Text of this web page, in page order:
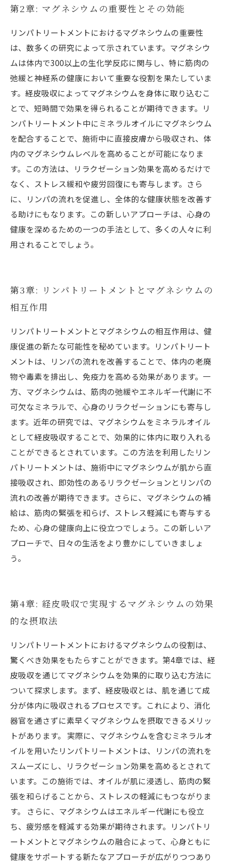
第2章: マグネシウムの重要性とその効能
リンパトリートメントにおけるマグネシウムの重要性
は、数多くの研究によって示されています。マグネシウ
ムは体内で300以上の生化学反応に関与し、特に筋肉の
弛緩と神経系の健康において重要な役割を果たしていま
す。経皮吸収によってマグネシウムを身体に取り込むこ
とで、短時間で効果を得られることが期待できます。リ
ンパトリートメント中にミネラルオイルにマグネシウム
を配合することで、施術中に直接皮膚から吸収され、体
内のマグネシウムレベルを高めることが可能になりま
す。この方法は、リラクゼーション効果を高めるだけで
なく、ストレス緩和や疲労回復にも寄与します。さら
に、リンパの流れを促進し、全体的な健康状態を改善す
る助けにもなります。この新しいアプローチは、心身の
健康を深めるための一つの手法として、多くの人々に利
用されることでしょう。
第3章: リンパトリートメントとマグネシウムの
相互作用
リンパトリートメントとマグネシウムの相互作用は、健
康促進の新たな可能性を秘めています。リンパトリート
メントは、リンパの流れを改善することで、体内の老廃
物や毒素を排出し、免疫力を高める効果があります。一
方、マグネシウムは、筋肉の弛緩やエネルギー代謝に不
可欠なミネラルで、心身のリラクゼーションにも寄与し
ます。近年の研究では、マグネシウムをミネラルオイル
として経皮吸収することで、効果的に体内に取り入れる
ことができるとされています。この方法を利用したリン
パトリートメントは、施術中にマグネシウムが肌から直
接吸収され、即効性のあるリラクゼーションとリンパの
流れの改善が期待できます。さらに、マグネシウムの補
給は、筋肉の緊張を和らげ、ストレス軽減にも寄与する
ため、心身の健康向上に役立つでしょう。この新しいア
プローチで、日々の生活をより豊かにしていきましょ
う。
第4章: 経皮吸収で実現するマグネシウムの効果
的な摂取法
リンパトリートメントにおけるマグネシウムの役割は、
驚くべき効果をもたらすことができます。第4章では、経
皮吸収を通じてマグネシウムを効果的に取り込む方法に
ついて探求します。まず、経皮吸収とは、肌を通じて成
分が体内に吸収されるプロセスです。これにより、消化
器官を通さずに素早くマグネシウムを摂取できるメリッ
トがあります。 実際に、マグネシウムを含むミネラルオ
イルを用いたリンパトリートメントは、リンパの流れを
スムーズにし、リラクゼーション効果を高めるとされて
います。この施術では、オイルが肌に浸透し、筋肉の緊
張を和らげることから、ストレスの軽減にもつながりま
す。 さらに、マグネシウムはエネルギー代謝にも役立
ち、疲労感を軽減する効果が期待されます。リンパトリ
ートメントとマグネシウムの融合によって、心身ともに
健康をサポートする新たなアプローチが広がりつつあり